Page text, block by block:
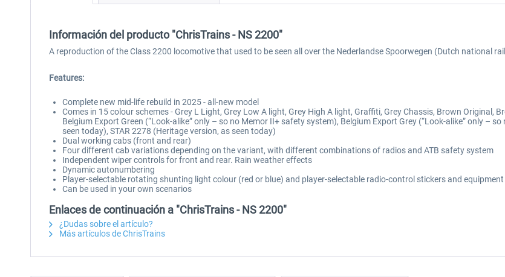
Información del producto "ChrisTrains - NS 2200"
A reproduction of the Class 2200 locomotive that used to be seen all over the Nederlandse Spoorwegen (Dutch national
Features:
Complete new mid-life rebuild in 2025 - all-new model
Comes in 15 colour schemes - Grey L Light, Grey Low A light, Grey High A light, Graffiti, Grey Chassis, Brown Original,
Belgium Export Green (“Look-alike” only – so no Memor II+ safety system), Belgium Export Grey (“Look-alike” only –
seen today), STAR 2278 (Heritage version, as seen today)
Dual working cabs (front and rear)
Four different cab variations depending on the variant, with different combinations of radios and ATB safety system
Independent wiper controls for front and rear. Rain weather effects
Dynamic autonumbering
Player-selectable rotating shunting light colour (red or blue) and player-selectable radio-control stickers and
Can be used in your own scenarios
Enlaces de continuación a "ChrisTrains - NS 2200"
¿Dudas sobre el artículo?
Más artículos de ChrisTrains